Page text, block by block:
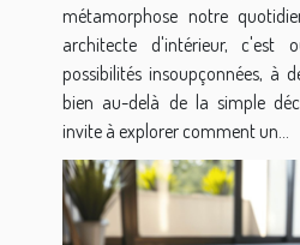
métamorphose notre
architecte d'intérieur,
possibilités insoupçonnées, à
bien au-delà de la simple
invite à explorer comment un...